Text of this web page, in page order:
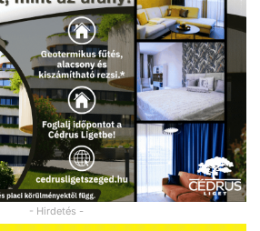
- Hirdetés -